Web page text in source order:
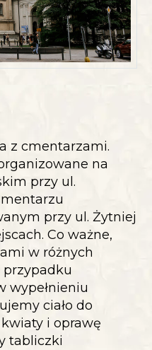
z cmentarzami.
na
przy ul.
przy ul. Żytniej
Co ważne,
w różnych
przypadku
wypełnieniu
ciało do
i oprawę
tabliczki